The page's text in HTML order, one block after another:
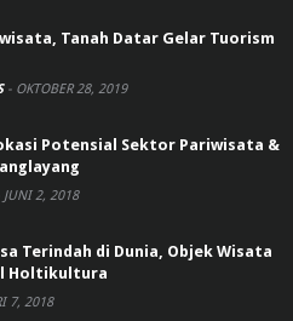
Tanah Datar Gelar Tuorism
- OKTOBER 28, 2019
Potensial Sektor Pariwisata &
JUNI 2, 2018
Terindah di Dunia, Objek Wisata
Holtikultura
7, 2018